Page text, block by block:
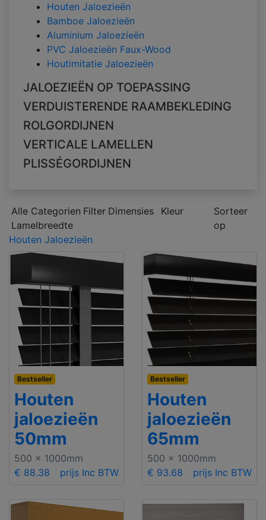
Houten Jaloezieën
Bamboe Jaloezieën
Aluminium Jaloezieën
PVC Jaloezieën Faux-Wood
Houtimitatie Jaloezieën
JALOEZIEËN OP TOEPASSING
VERDUISTERENDE RAAMBEKLEDING
ROLGORDIJNEN
VERTICALE LAMELLEN
PLISSÉGORDIJNEN
Alle Categorien Filter Dimensies
Kleur
Lamelbreedte
Sorteer
op
Houten Jaloezieën
Bestseller
Houten
jaloezieën
50mm
500 x 1000mm
€ 88.38
prijs Inc BTW
Bestseller
Houten
jaloezieën
65mm
500 x 1000mm
€ 93.68
prijs Inc BTW